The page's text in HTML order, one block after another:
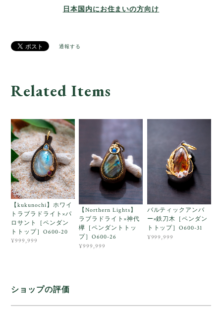
日本国内にお住まいの方向け
通報する
Related Items
【kukunochi】ホワイ
トラブラドライト×パ
ロサント［ペンダン
トトップ］O600-20
¥999,999
【Northern Lights】
ラブラドライト×神代
欅［ペンダントトッ
プ］O600-26
¥999,999
バルティックアンバ
ー×鉄刀木［ペンダン
トトップ］O600-31
¥999,999
ショップの評価